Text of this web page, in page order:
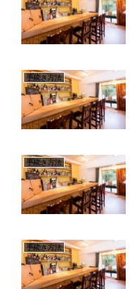
手続き方法
手続き方法
手続き方法